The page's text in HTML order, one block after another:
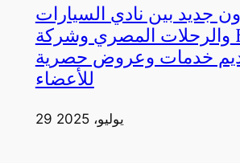
جديد بين نادي السيارات
والرحلات المصري وشركة FIT & FIX
خدمات وعروض حصرية
للأعضاء
29 يوليو، 2025